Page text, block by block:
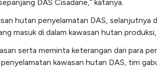
DAS Cisadane,” katanya.
hutan penyelamatan DAS, selanjutnya
masuk di dalam kawasan hutan
serta meminta keterangan dari para
kawasan hutan DAS, tim